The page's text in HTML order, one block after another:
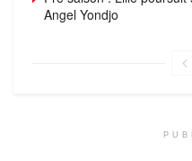
Angel Yondjo